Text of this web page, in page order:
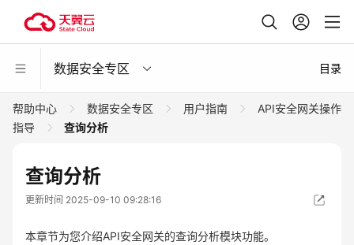
数据安全专区 目录
帮助中心 数据安全专区 用户指南
API安全网关操作
指导
查询分析
查询分析
更新时间 2025-09-10 09:28:16
本章节为您介绍API安全网关的查询分析模块功能。